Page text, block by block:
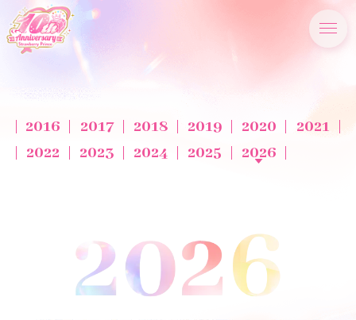
2016 2017 2018 2019 2020
2021
2022
2023 2024 2025 2026